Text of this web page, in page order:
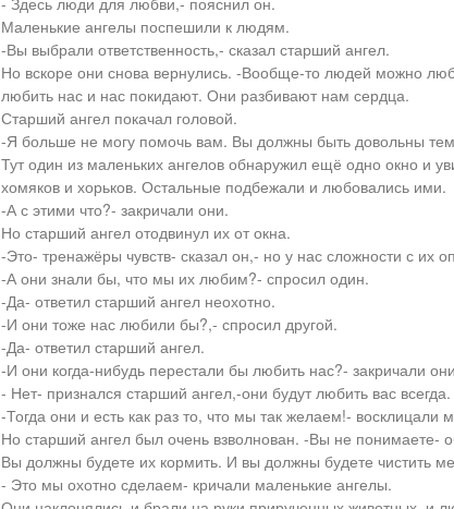
Маленькие ангелы поспешили к людям.
-Вы выбрали ответственность,- сказал старший ангел.
Но вскоре они снова вернулись. -Вообще-то людей можно
любить нас и нас покидают. Они разбивают нам сердца.
Старший ангел покачал головой.
-Я больше не могу помочь вам. Вы должны быть довольны
Тут один из маленьких ангелов обнаружил ещё одно окно и
хомяков и хорьков. Остальные подбежали и любовались ими.
-А с этими что?- закричали они.
Но старший ангел отодвинул их от окна.
-Это- тренажёры чувств- сказал он,- но у нас сложности с их
-А они знали бы, что мы их любим?- спросил один.
-Да- ответил старший ангел неохотно.
-И они тоже нас любили бы?,- спросил другой.
-Да- ответил старший ангел.
-И они когда-нибудь перестали бы любить нас?- закричали
- Нет- признался старший ангел,-они будут любить вас всегда.
-Тогда они и есть как раз то, что мы так желаем!- восклицали
Но старший ангел был очень взволнован. -Вы не понимаете-
Вы должны будете их кормить. И вы должны будете чистить
- Это мы охотно сделаем- кричали маленькие ангелы.